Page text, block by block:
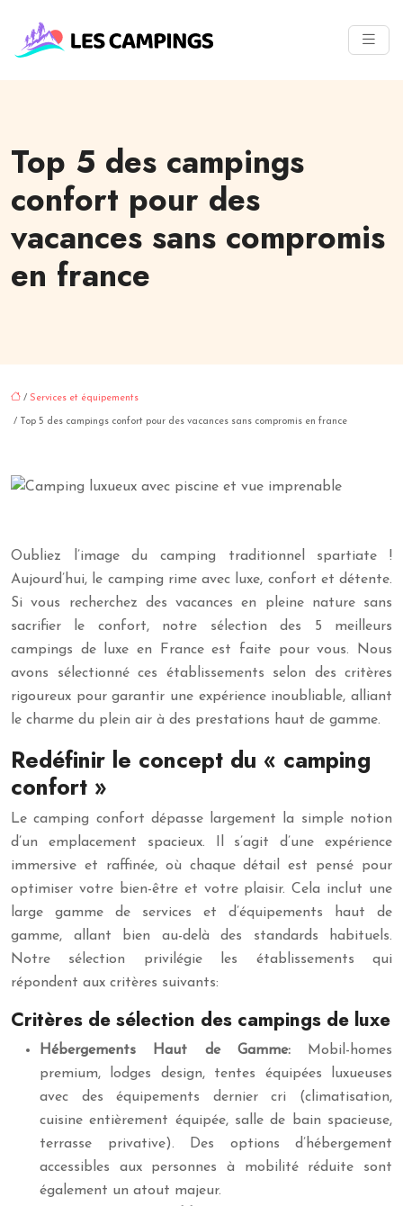
Top 5 des campings
confort pour des
vacances sans compromis
en france
/ Services et équipements
/ Top 5 des campings confort pour des vacances sans compromis en france
Oubliez l’image du camping traditionnel spartiate !
Aujourd’hui, le camping rime avec luxe, confort et détente.
Si vous recherchez des vacances en pleine nature sans
sacrifier le confort, notre sélection des 5 meilleurs
campings de luxe en France est faite pour vous. Nous
avons sélectionné ces établissements selon des critères
rigoureux pour garantir une expérience inoubliable, alliant
le charme du plein air à des prestations haut de gamme.
Redéfinir le concept du « camping
confort »
Le camping confort dépasse largement la simple notion
d’un emplacement spacieux. Il s’agit d’une expérience
immersive et raffinée, où chaque détail est pensé pour
optimiser votre bien-être et votre plaisir. Cela inclut une
large gamme de services et d’équipements haut de
gamme, allant bien au-delà des standards habituels.
Notre sélection privilégie les établissements qui
répondent aux critères suivants:
Critères de sélection des campings de luxe
Hébergements Haut de Gamme:
Mobil-homes
premium, lodges design, tentes équipées luxueuses
avec des équipements dernier cri (climatisation,
cuisine entièrement équipée, salle de bain spacieuse,
terrasse privative). Des options d’hébergement
accessibles aux personnes à mobilité réduite sont
également un atout majeur.